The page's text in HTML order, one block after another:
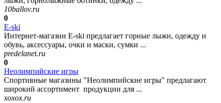
10ballov.ru
0
E-ski
Интернет-магазин E-ski предлагает горные лыжи, одежду и
обувь, аксессуары, очки и маски, сумки ...
predelanet.ru
0
Неолимпийские игры
Спортивные магазины "Неолимпийские игры" предлагают
широкий ассортимент продукции для ...
xoxox.ru